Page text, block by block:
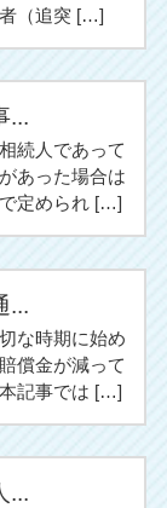
（追突 […]
...
続人であって
あった場合は
定められ […]
...
な時期に始め
償金が減って
記事では […]
...